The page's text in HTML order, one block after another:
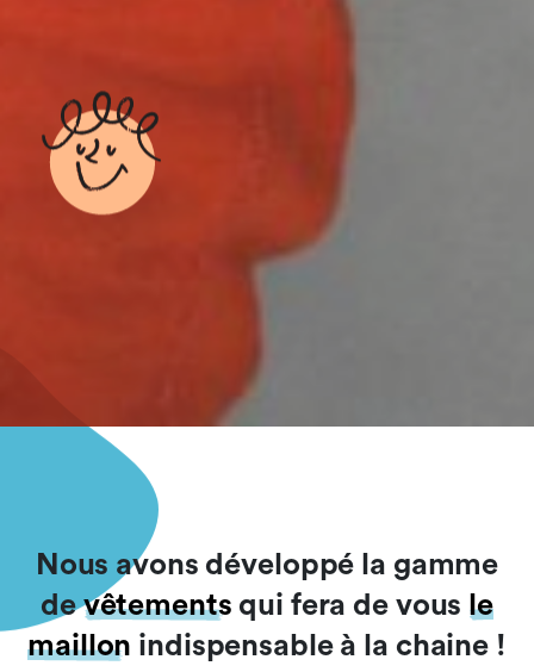
Nous avons développé la gamme
devêtements qui fera de vous le
maillon indispensable à la chaine !